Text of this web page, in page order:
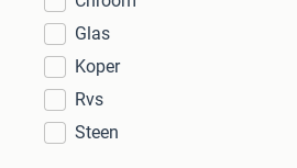
Glas
Koper
Rvs
Steen